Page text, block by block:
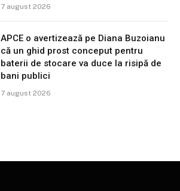
7 august 2026
APCE o avertizează pe Diana Buzoianu
că un ghid prost conceput pentru
baterii de stocare va duce la risipă de
bani publici
7 august 2026